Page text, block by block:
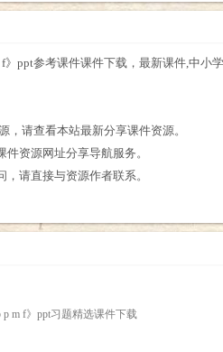
ppt参考课件课件下载，最新课件,中
请查看本站最新分享课件资源。
资源网址分享导航服务。
请直接与资源作者联系。
m f》ppt习题精选课件下载